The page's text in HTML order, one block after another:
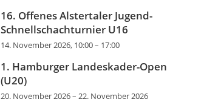
16. Offenes Alstertaler Jugend-
Schnellschachturnier U16
14. November 2026, 10:00– 17:00
1. Hamburger Landeskader-Open
(U20)
20. November 2026– 22. November 2026